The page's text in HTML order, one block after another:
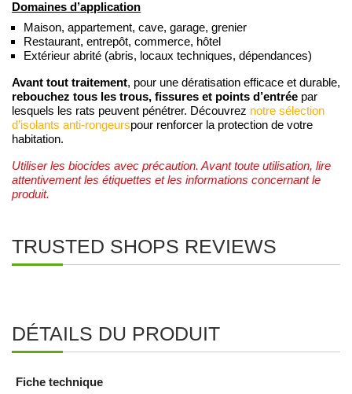
Domaines d’application
Maison, appartement, cave, garage, grenier
Restaurant, entrepôt, commerce, hôtel
Extérieur abrité (abris, locaux techniques, dépendances)
Avant tout traitement, pour une dératisation efficace et durable,
rebouchez tous les trous, fissures et points d’entrée par
lesquels les rats peuvent pénétrer. Découvrez notre sélection
d’isolants anti-rongeurspour renforcer la protection de votre
habitation.
Utiliser les biocides avec précaution. Avant toute utilisation, lire
attentivement les étiquettes et les informations concernant le
produit.
TRUSTED SHOPS REVIEWS
DÉTAILS DU PRODUIT
Fiche technique